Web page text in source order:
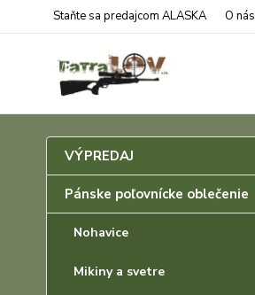
Staňte sa predajcom ALASKA O nás
VÝPREDAJ
Pánske poľovnícke oblečenie
Nohavice
Mikiny a svetre